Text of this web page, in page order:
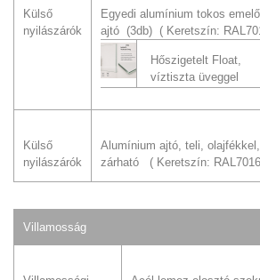
Külső
nyilászárók
Egyedi alumínium tokos
ajtó (3db)
Keretszín:
Hőszigetelt Float,
víztiszta üveggel
Külső
nyilászárók
Alumínium ajtó, teli, olajfékkel,
zárható
Keretszín: RAL7016
Villamosság